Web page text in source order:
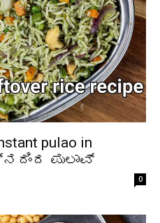
pulao in
ಪುಲಾವ್
0